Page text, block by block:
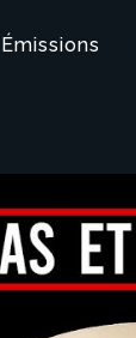
Émissions